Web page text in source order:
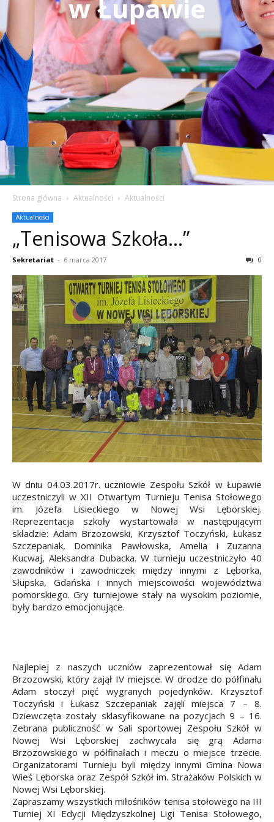
w Łupawie
Strona główna Aktualności Aktualności
Aktualności
„Tenisowa Szkoła…”
Sekretariat - 6 marca 2017 0
W dniu 04.03.2017r. uczniowie Zespołu Szkół w Łupawie
uczestniczyli w XII Otwartym Turnieju Tenisa Stołowego
im. Józefa Lisieckiego w Nowej Wsi Lęborskiej.
Reprezentacja szkoły wystartowała w następującym
składzie: Adam Brzozowski, Krzysztof Toczyński, Łukasz
Szczepaniak, Dominika Pawłowska, Amelia i Zuzanna
Kucwaj, Aleksandra Dubacka. W turnieju uczestniczyło 40
zawodników i zawodniczek między innymi z Lęborka,
Słupska, Gdańska i innych miejscowości województwa
pomorskiego. Gry turniejowe stały na wysokim poziomie,
były bardzo emocjonujące.
Najlepiej z naszych uczniów zaprezentował się Adam
Brzozowski, który zajął IV miejsce. W drodze do półfinału
Adam stoczył pięć wygranych pojedynków. Krzysztof
Toczyński i Łukasz Szczepaniak zajęli miejsca 7 – 8.
Dziewczęta zostały sklasyfikowane na pozycjach 9 – 16.
Zebrana publiczność w Sali sportowej Zespołu Szkół w
Nowej Wsi Lęborskiej zachwycała się grą Adama
Brzozowskiego w półfinałach i meczu o miejsce trzecie.
Organizatorami Turnieju byli między innymi Gmina Nowa
Wieś Lęborska oraz Zespół Szkół im. Strażaków Polskich w
Nowej Wsi Lęborskiej.
Zapraszamy wszystkich miłośników tenisa stołowego na III
Turniej XI Edycji Międzyszkolnej Ligi Tenisa Stołowego,